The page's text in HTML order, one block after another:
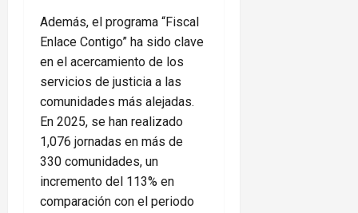
Además, el programa “Fiscal
Enlace Contigo” ha sido clave
en el acercamiento de los
servicios de justicia a las
comunidades más alejadas.
En 2025, se han realizado
1,076 jornadas en más de
330 comunidades, un
incremento del 113% en
comparación con el periodo